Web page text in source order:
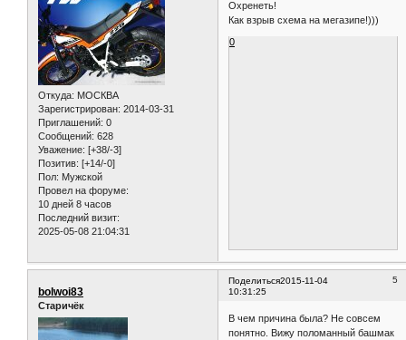
Откуда: МОСКВА
Зарегистрирован: 2014-03-31
Приглашений: 0
Сообщений: 628
Уважение: [+38/-3]
Позитив: [+14/-0]
Пол: Мужской
Провел на форуме:
10 дней 8 часов
Последний визит:
2025-05-08 21:04:31
Охренеть!
Как взрыв схема на мегазипе!)))
0
Поделиться 5
2015-11-04
10:31:25
bolwoi83
Старичёк
В чем причина была? Не совсем
понятно. Вижу поломанный башмак